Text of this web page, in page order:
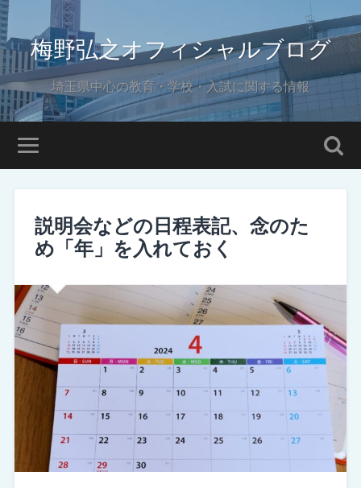
梅野弘之オフィシャルブログ
埼玉県中心の教育・学校・入試に関する情報
説明会などの日程表記、念のた
め「年」を入れておく